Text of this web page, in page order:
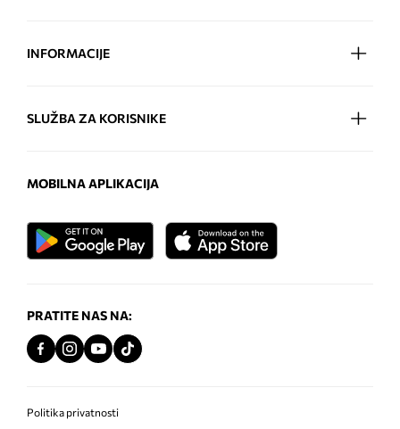
INFORMACIJE
SLUŽBA ZA KORISNIKE
MOBILNA APLIKACIJA
PRATITE NAS NA:
Politika privatnosti